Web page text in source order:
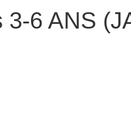
3-6 ANS